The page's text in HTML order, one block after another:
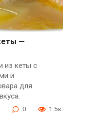
—
из кеты с
и
для
0 1.5к.